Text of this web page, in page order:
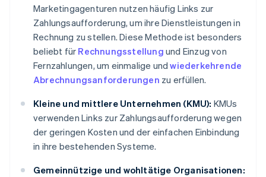
Marketingagenturen nutzen häufig Links zur
Zahlungsaufforderung, um ihre Dienstleistungen in
Rechnung zu stellen. Diese Methode ist besonders
beliebt für Rechnungsstellung und Einzug von
Fernzahlungen, um einmalige undwiederkehrende
Abrechnungsanforderungen zu erfüllen.
Kleine und mittlere Unternehmen (KMU): KMUs
verwenden Links zur Zahlungsaufforderung wegen
der geringen Kosten und der einfachen Einbindung
in ihre bestehenden Systeme.
Gemeinnützige und wohltätige Organisationen: